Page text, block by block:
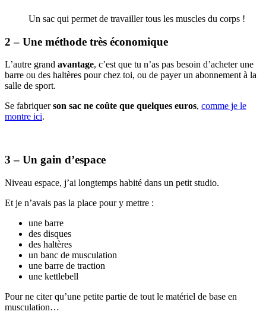
Un sac qui permet de travailler tous les muscles du corps !
2 – Une méthode très économique
L’autre grand avantage, c’est que tu n’as pas besoin d’acheter une
barre ou des haltères pour chez toi, ou de payer un abonnement à la
salle de sport.
Se fabriquerson sac ne coûte que quelques euros, comme je le
montre ici.
3 – Un gain d’espace
Niveau espace, j’ai longtemps habité dans un petit studio.
Et je n’avais pas la place pour y mettre :
une barre
des disques
des haltères
un banc de musculation
une barre de traction
une kettlebell
Pour ne citer qu’une petite partie de tout le matériel de base en
musculation…